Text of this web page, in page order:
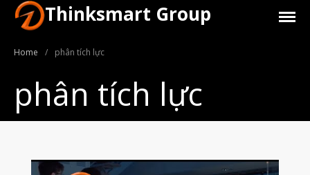
Thinksmart Group
Home / phân tích lực
phân tích lực